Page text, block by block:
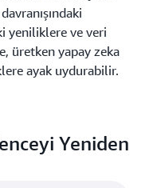
yeniliklere ve veri
üretken yapay zeka
ayak uydurabilir.
Yeniden